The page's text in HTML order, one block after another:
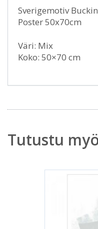
Sverigemotiv
Poster 50x70cm
Väri: Mix
Koko: 50×70 cm
Tutustu